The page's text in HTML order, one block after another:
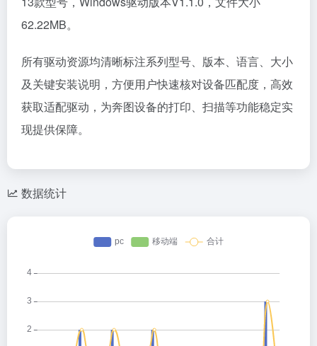
62.22MB。
所有驱动资源均清晰标注系列型号、版本、语言、大小
及关键安装说明，方便用户快速核对设备匹配度，高效
获取适配驱动，为奔图设备的打印、扫描等功能稳定实
现提供保障。
数据统计